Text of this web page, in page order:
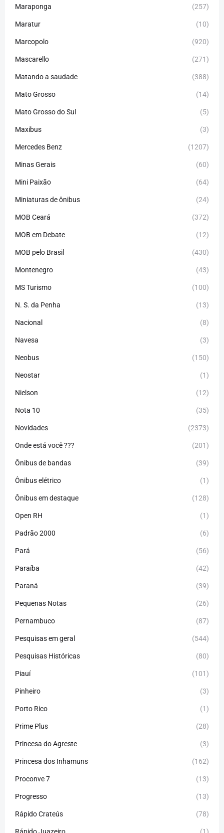
Maraponga (257)
Maratur (10)
Marcopolo (920)
Mascarello (271)
Matando a saudade (388)
Mato Grosso (14)
Mato Grosso do Sul (5)
Maxibus (3)
Mercedes Benz (1207)
Minas Gerais (60)
Mini Paixão (64)
Miniaturas de ônibus (24)
MOB Ceará (372)
MOB em Debate (12)
MOB pelo Brasil (430)
Montenegro (43)
MS Turismo (100)
N. S. da Penha (13)
Nacional (8)
Navesa (3)
Neobus (150)
Neostar (1)
Nielson (12)
Nota 10 (35)
Novidades (2373)
Onde está você ??? (201)
Ônibus de bandas (39)
Ônibus elétrico (1)
Ônibus em destaque (128)
Open RH (1)
Padrão 2000 (6)
Pará (56)
Paraíba (42)
Paraná (39)
Pequenas Notas (26)
Pernambuco (87)
Pesquisas em geral (544)
Pesquisas Históricas (80)
Piauí (101)
Pinheiro (3)
Porto Rico (1)
Prime Plus (28)
Princesa do Agreste (3)
Princesa dos Inhamuns (162)
Proconve 7 (13)
Progresso (13)
Rápido Crateús (78)
Rápido Juazeiro (1)